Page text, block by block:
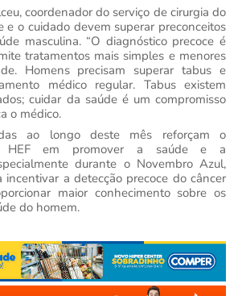
coordenador do serviço de cirurgia do
e o cuidado devem superar preconceitos
masculina. “O diagnóstico precoce é
tratamentos mais simples e menores
Homens precisam superar tabus e
médico regular. Tabus existem
cuidar da saúde é um compromisso
o médico.
ao longo deste mês reforçam o
HEF em promover a saúde e a
durante o Novembro Azul,
incentivar a detecção precoce do câncer
maior conhecimento sobre os
do homem.